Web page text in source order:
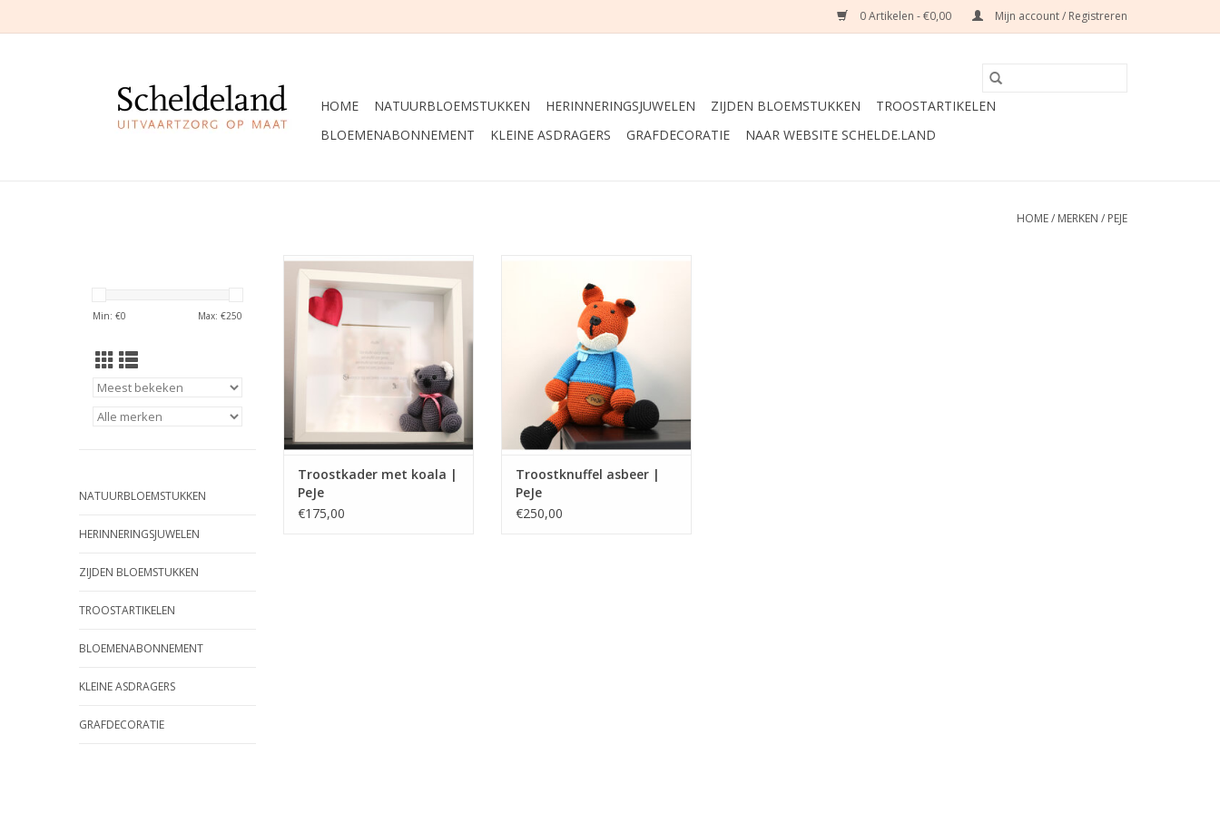
0 Artikelen - €0,00 Mijn account / Registreren
HOME NATUURBLOEMSTUKKEN HERINNERINGSJUWELEN ZIJDEN BLOEMSTUKKEN
TROOSTARTIKELEN
BLOEMENABONNEMENT
KLEINE ASDRAGERS GRAFDECORATIE NAAR WEBSITE SCHELDE.LAND
HOME/ MERKEN / PEJE
Min: €0 Max: €250
NATUURBLOEMSTUKKEN
HERINNERINGSJUWELEN
ZIJDEN BLOEMSTUKKEN
TROOSTARTIKELEN
BLOEMENABONNEMENT
KLEINE ASDRAGERS
GRAFDECORATIE
Troostkader met koala met
mogelijkheid tot asbewaring.
TOEVOEGEN AAN WINKELWAGEN
Troostkader met koala |
PeJe
€175,00
om te vullen met as.
TOEVOEGEN AAN WINKELWAGEN
Troostknuffel asbeer |
PeJe
€250,00